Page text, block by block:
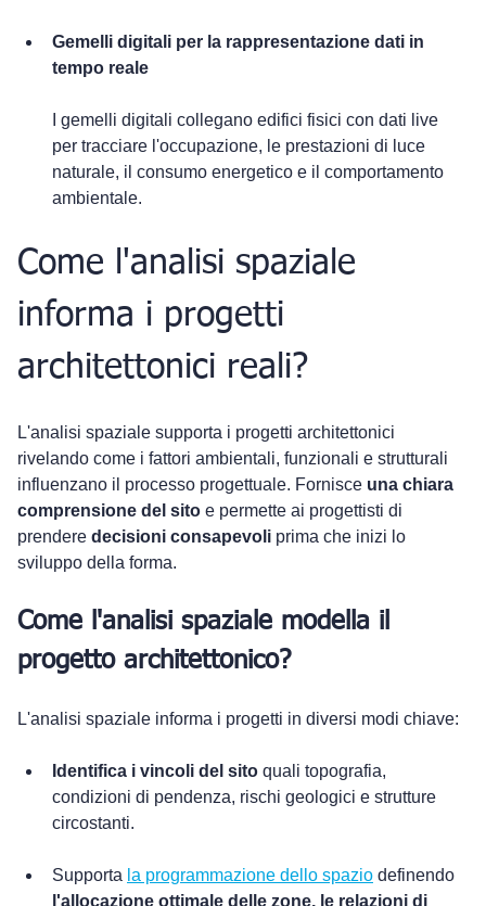
Gemelli digitali per la rappresentazione dati in
tempo reale
I gemelli digitali collegano edifici fisici con dati live
per tracciare l'occupazione, le prestazioni di luce
naturale, il consumo energetico e il comportamento
ambientale.
Come l'analisi spaziale
informa i progetti
architettonici reali?
L'analisi spaziale supporta i progetti architettonici
rivelando come i fattori ambientali, funzionali e strutturali
influenzano il processo progettuale. Fornisce una chiara
comprensione del sito e permette ai progettisti di
prendere decisioni consapevoli prima che inizi lo
sviluppo della forma.
Come l'analisi spaziale modella il
progetto architettonico?
L'analisi spaziale informa i progetti in diversi modi chiave:
Identifica i vincoli del sito quali topografia,
condizioni di pendenza, rischi geologici e strutture
circostanti.
Supporta la programmazione dello spazio definendo
l'allocazione ottimale delle zone, le relazioni di